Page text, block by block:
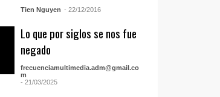
Tien Nguyen - 22/12/2016
Lo que por siglos se nos fue
negado
frecuenciamultimedia.adm@gmail.co
m
- 21/03/2025